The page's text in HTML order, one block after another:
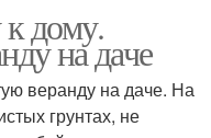
к дому.
на даче
веранду на даче. На
грунтах, не